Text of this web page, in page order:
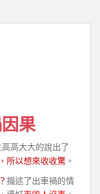
果
高大大的說出了
所以想來收收驚 。
描述了出車禍的情